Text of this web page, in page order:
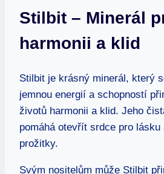
Stilbit – Minerál
harmonii a klid
Stilbit je krásný minerál, který
jemnou energií a schopností
životů harmonii a klid. Jeho
pomáhá otevřít srdce pro lásku
prožitky.
Svým nositelům může Stilbit